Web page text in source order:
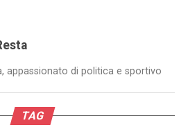
appassionato di politica e sportivo
TAG